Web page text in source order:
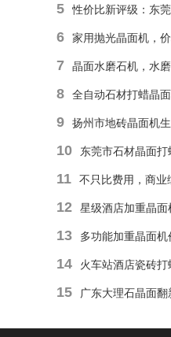
5
6 家用抛光晶面机，
7
8
9
10
11
12
13
14
15